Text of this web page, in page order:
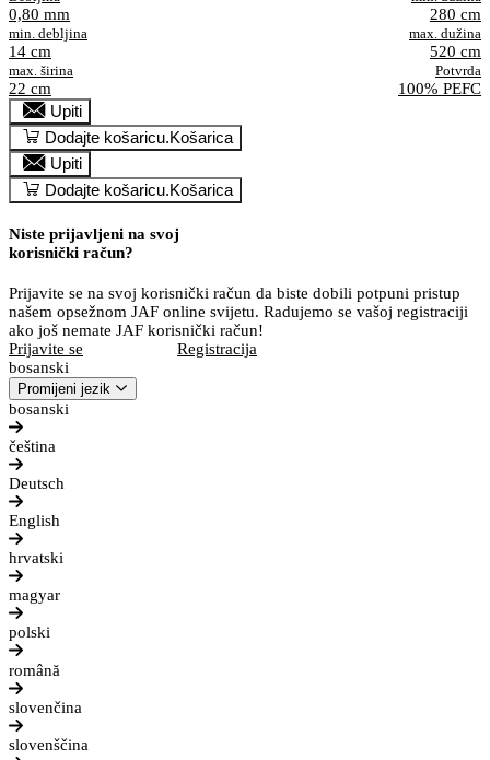
0,80 mm 280 cm
min. debljina
14 cm
max. dužina
520 cm
max. širina
22 cm
Potvrda
100% PEFC
Upiti
Dodajte košaricu.Košarica
Upiti
Dodajte košaricu.Košarica
Niste prijavljeni na svoj
korisnički račun?
Prijavite se na svoj korisnički račun da biste dobili potpuni pristup
našem opsežnom JAF online svijetu. Radujemo se vašoj registraciji
ako još nemate JAF korisnički račun!
Prijavite se
Registracija
bosanski
Promijeni jezik
bosanski
čeština
Deutsch
English
hrvatski
magyar
polski
română
slovenčina
slovenščina